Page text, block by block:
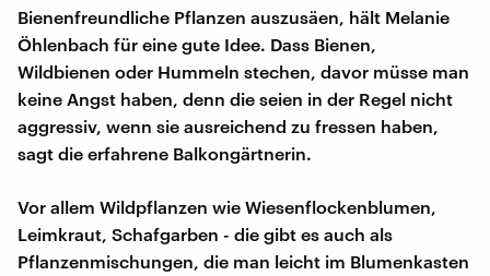
Bienenfreundliche Pflanzen auszusäen, hält Melanie
Öhlenbach für eine gute Idee. Dass Bienen,
Wildbienen oder Hummeln stechen, davor müsse man
keine Angst haben, denn die seien in der Regel nicht
aggressiv, wenn sie ausreichend zu fressen haben,
sagt die erfahrene Balkongärtnerin.
Vor allem Wildpflanzen wie Wiesenflockenblumen,
Leimkraut, Schafgarben - die gibt es auch als
Pflanzenmischungen, die man leicht im Blumenkasten